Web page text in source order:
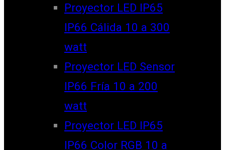
Proyector LED IP65
IP66 Cálida 10 a 300
watt
Proyector LED Sensor
IP66 Fría 10 a 200
watt
Proyector LED IP65
IP66 Color RGB 10 a